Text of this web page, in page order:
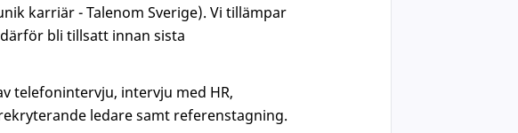
karriär - Talenom Sverige). Vi tillämpar
bli tillsatt innan sista
telefonintervju, intervju med HR,
ledare samt referenstagning.